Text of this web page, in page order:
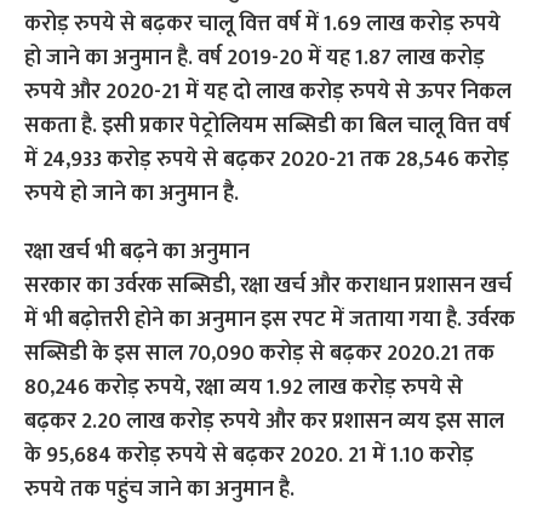
करोड़ रुपये से बढ़कर चालू वित्त वर्ष में 1.69 लाख करोड़ रुपये
हो जाने का अनुमान है. वर्ष 2019-20 में यह 1.87 लाख करोड़
रुपये और 2020-21 में यह दो लाख करोड़ रुपये से ऊपर निकल
सकता है. इसी प्रकार पेट्रोलियम सब्सिडी का बिल चालू वित्त वर्ष
में 24,933 करोड़ रुपये से बढ़कर 2020-21 तक 28,546 करोड़
रुपये हो जाने का अनुमान है.
रक्षा खर्च भी बढ़ने का अनुमान
सरकार का उर्वरक सब्सिडी, रक्षा खर्च और कराधान प्रशासन खर्च
में भी बढ़ोत्तरी होने का अनुमान इस रपट में जताया गया है. उर्वरक
सब्सिडी के इस साल 70,090 करोड़ से बढ़कर 2020.21 तक
80,246 करोड़ रुपये, रक्षा व्यय 1.92 लाख करोड़ रुपये से
बढ़कर 2.20 लाख करोड़ रुपये और कर प्रशासन व्यय इस साल
के 95,684 करोड़ रुपये से बढ़कर 2020. 21 में 1.10 करोड़
रुपये तक पहुंच जाने का अनुमान है.